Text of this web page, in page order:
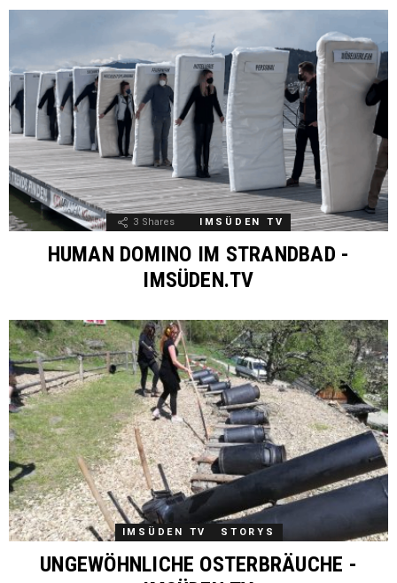
3 Shares IMSÜDEN TV
HUMAN DOMINO IM STRANDBAD -
IMSÜDEN.TV
IMSÜDEN TV STORYS
UNGEWÖHNLICHE OSTERBRÄUCHE -